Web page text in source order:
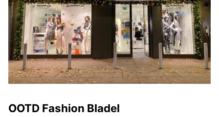
OOTD Fashion Bladel